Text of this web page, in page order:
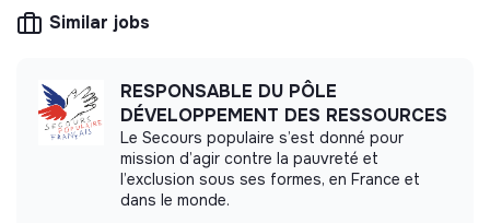
mutuelle santé.
Lieu de travail
Un espace de coworking associatif idéalement situé
en plein de coeur de Paris, face à Notre-Dame, avec
possibilité de réchauffer votre déjeuner sur place ou
de profiter des nombreux restaurants aux alentours,
Télétravail possible 1 à 2 jours par semaine,
making potential is limited. It may be an
More information
Similar jobs
RESPONSABLE DU PÔLE
DÉVELOPPEMENT DES RESSOURCES
Le Secours populaire s’est donné pour
mission d’agir contre la pauvreté et
l’exclusion sous ses formes, en France et
dans le monde.